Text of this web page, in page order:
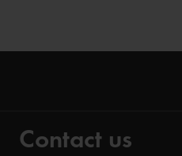
Contact us